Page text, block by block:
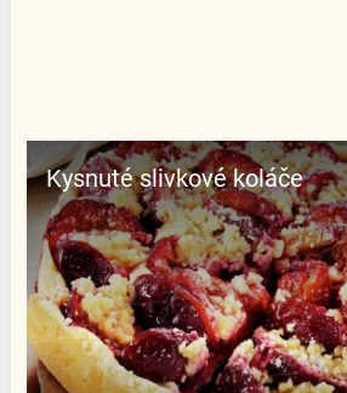
Kysnuté slivkové koláče